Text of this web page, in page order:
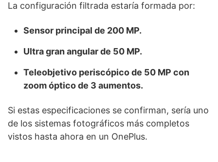
La configuración filtrada estaría formada por:
Sensor principal de 200 MP.
Ultra gran angular de 50 MP.
Teleobjetivo periscópico de 50 MP con
zoom óptico de 3 aumentos.
Si estas especificaciones se confirman, sería uno
de los sistemas fotográficos más completos
vistos hasta ahora en un OnePlus.